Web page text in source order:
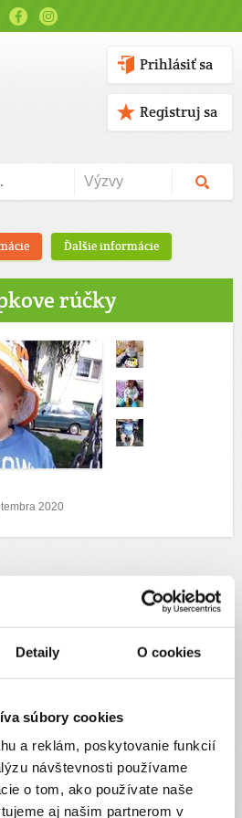
Detaily O cookies
súbory cookies
a reklám, poskytovanie funkcií
návštevnosti používame
o tom, ako používate naše
aj našim partnerom v
Prihlásiť sa
Registruj sa
Ďalšie informácie
rúčky
2020
sa napapať chytiť si hračku do ruky a vedel
Liečba, cestovné, konzultácie v